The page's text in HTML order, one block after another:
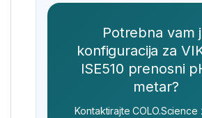
Potrebna vam
konfiguracija za
ISE510 prenosni
metar?
Kontaktirajte